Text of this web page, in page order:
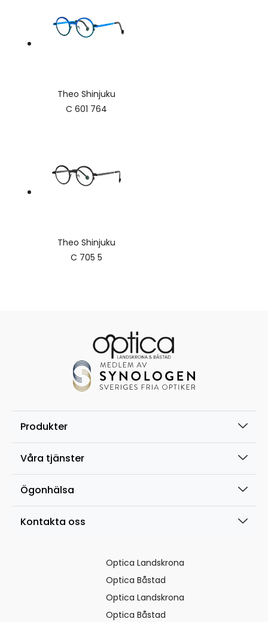
Theo Shinjuku
C 601 764
Theo Shinjuku
C 705 5
Produkter
Våra tjänster
Ögonhälsa
Kontakta oss
Optica Landskrona
Optica Båstad
Optica Landskrona
Optica Båstad